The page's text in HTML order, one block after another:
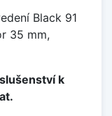
Black 91
35 mm,
k